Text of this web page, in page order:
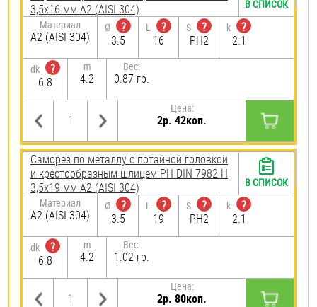
3,5х16 мм А2 (AISI 304)
Материал
А2 (AISI 304)
Ø
?
3.5
L
?
16
S
?
PH2
k
?
2.1
dk
?
6.8
m
4.2
Вес:
0.87 гр.
Цена:
2р. 42коп.
В СПИСОК
Саморез по металлу с потайной головкой
и крестообразным шлицем PH DIN 7982 H
3,5х19 мм А2 (AISI 304)
Материал
А2 (AISI 304)
Ø
?
3.5
L
?
19
S
?
PH2
k
?
2.1
dk
?
6.8
m
4.2
Вес:
1.02 гр.
Цена:
2р. 80коп.
В СПИСОК